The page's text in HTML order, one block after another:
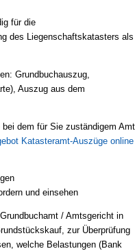
für die
des Liegenschaftskatasters als
Grundbuchauszug,
Auszug aus dem
dem für Sie zuständigem Amt
Katasteramt-Auszüge online
und einsehen
/ Amtsgericht in
zur Überprüfung
welche Belastungen (Bank